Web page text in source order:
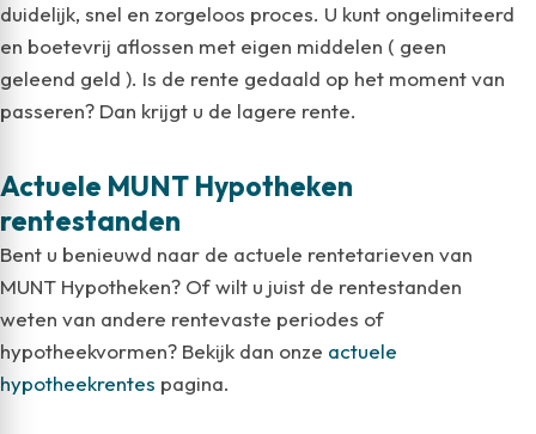
duidelijk, snel en zorgeloos proces. U kunt ongelimiteerd
en boetevrij aflossen met eigen middelen ( geen
geleend geld ). Is de rente gedaald op het moment van
passeren? Dan krijgt u de lagere rente.
Actuele MUNT Hypotheken
rentestanden
Bent u benieuwd naar de actuele rentetarieven van
MUNT Hypotheken? Of wilt u juist de rentestanden
weten van andere rentevaste periodes of
hypotheekvormen? Bekijk dan onze actuele
hypotheekrentes pagina.